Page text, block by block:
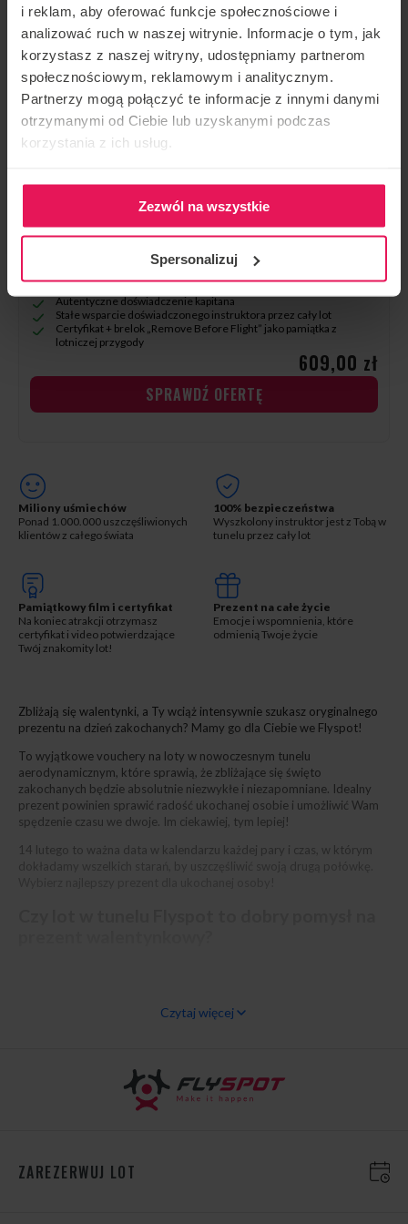
i reklam, aby oferować funkcje społecznościowe i
analizować ruch w naszej witrynie. Informacje o tym, jak
korzystasz z naszej witryny, udostępniamy partnerom
społecznościowym, reklamowym i analitycznym.
Partnerzy mogą połączyć te informacje z innymi danymi
otrzymanymi od Ciebie lub uzyskanymi podczas
korzystania z ich usług.
Zezwól na wszystkie
Spersonalizuj
40 min w symulatorze Boeinga 737 + brelok
40 minut w realistycznym symulatorze Boeinga 737-800
Autentyczne doświadczenie kapitana
Stałe wsparcie doświadczonego instruktora przez cały lot
Certyfikat + brelok „Remove Before Flight” jako pamiątka z
lotniczej przygody
609,00 zł
SPRAWDŹ OFERTĘ
Miliony uśmiechów
Ponad 1.000.000 uszczęśliwionych
klientów z całego świata
100% bezpieczeństwa
Wyszkolony instruktor jest z Tobą w
tunelu przez cały lot
Pamiątkowy film i certyfikat
Na koniec atrakcji otrzymasz
certyfikat i video potwierdzające
Twój znakomity lot!
Prezent na całe życie
Emocje i wspomnienia, które
odmienią Twoje życie
Zbliżają się walentynki, a Ty wciąż intensywnie szukasz oryginalnego
prezentu na dzień zakochanych? Mamy go dla Ciebie we Flyspot!
To wyjątkowe vouchery na loty w nowoczesnym tunelu
aerodynamicznym, które sprawią, że zbliżające się święto
zakochanych będzie absolutnie niezwykłe i niezapomniane. Idealny
prezent powinien sprawić radość ukochanej osobie i umożliwić Wam
spędzenie czasu we dwoje. Im ciekawiej, tym lepiej!
14 lutego to ważna data w kalendarzu każdej pary i czas, w którym
przedstawieniach teatralnych? Praktykowaliście wspólne spacery i
oglądanie rozgwieżdżonego nieba z romantycznych miejscówek?
Czytaj więcej
ZAREZERWUJ LOT